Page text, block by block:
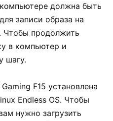
должна быть
записи образа на
Чтобы продолжить
в компьютер и
шагу.
F15 установлена
Endless OS. Чтобы
нужно загрузить